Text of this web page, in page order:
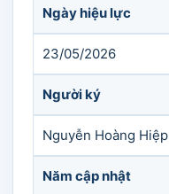
Ngày hiệu lực
23/05/2026
Người ký
Nguyễn Hoàng Hiệp
Năm cập nhật